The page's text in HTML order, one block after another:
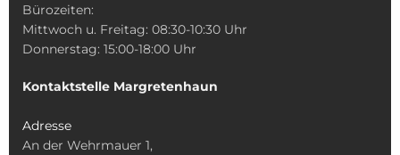
Bürozeiten:
Mittwoch u. Freitag: 08:30-10:30 Uhr
Donnerstag: 15:00-18:00 Uhr
Kontaktstelle Margretenhaun
Adresse
An der Wehrmauer 1,